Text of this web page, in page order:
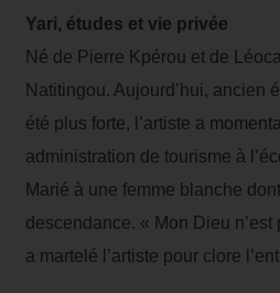
Yari, études et vie privée
Né de Pierre Kpérou et de
Natitingou. Aujourd’hui, ancien
été plus forte, l’artiste a
administration de tourisme à
Marié à une femme blanche
descendance. « Mon Dieu
a martelé l’artiste pour clore